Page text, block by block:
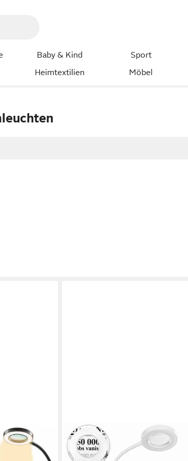
Baby & Kind Sport
Heimtextilien Möbel
Clip-On,
PRIISF
Klemmleuchte LED Lupenleuchte
Klemmbar Arbeitsplatzlampe Lupe